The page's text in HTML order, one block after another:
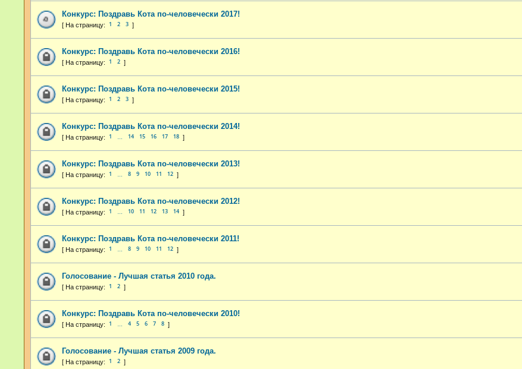
Конкурс: Поздравь Кота по-человечески 2017!
1 2 3
Конкурс: Поздравь Кота по-человечески 2016!
1 2
Конкурс: Поздравь Кота по-человечески 2015!
1 2 3
Конкурс: Поздравь Кота по-человечески 2014!
1 14 15 16 17 18
Конкурс: Поздравь Кота по-человечески 2013!
1 8 9 10 11 12
Конкурс: Поздравь Кота по-человечески 2012!
1 10 11 12 13 14
Конкурс: Поздравь Кота по-человечески 2011!
1 8 9 10 11 12
Голосование - Лучшая статья 2010 года.
1 2
Конкурс: Поздравь Кота по-человечески 2010!
1 4 5 6 7 8
Голосование - Лучшая статья 2009 года.
1 2